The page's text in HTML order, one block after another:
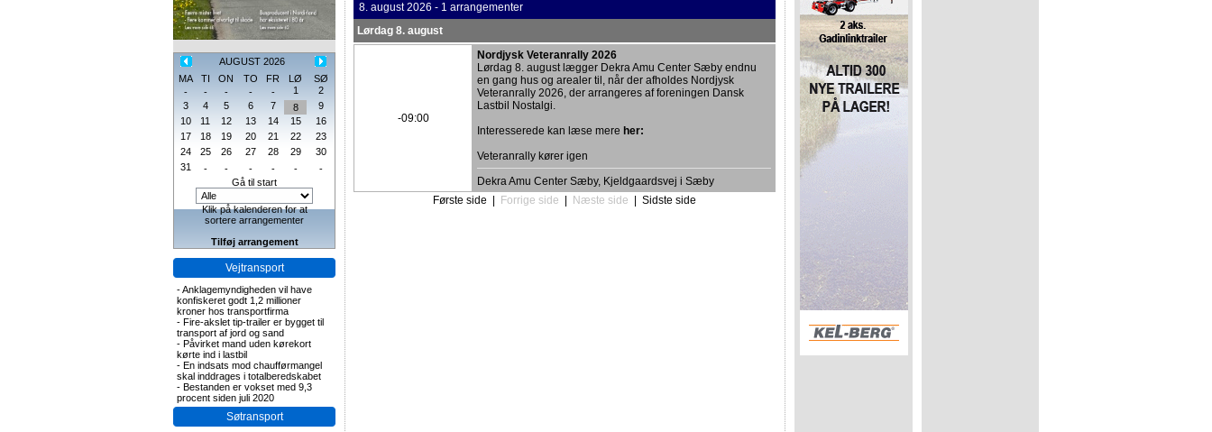
AUGUST 2026
MA
TI ON TO FR LØ
SØ
-
- - - - 1
2
3
4 5 6 7 8
9
10
11 12 13 14 15
16
17
18 19 20 21 22
23
24
25 26 27 28 29
30
31
- - - - -
-
Gå til start
Klik på kalenderen for at
sortere arrangementer
Tilføj arrangement
Vejtransport
-Anklagemyndigheden vil have
konfiskeret godt 1,2 millioner
kroner hos transportfirma
- Fire-akslet tip-trailer er bygget til
transport af jord og sand
- Påvirket mand uden kørekort
kørte ind i lastbil
- En indsats mod chaufførmangel
skal inddrages i totalberedskabet
- Bestanden er vokset med 9,3
procent siden juli 2020
Søtransport
8. august 2026 - 1 arrangementer
Lørdag 8. august
-09:00
Nordjysk Veteranrally 2026
Lørdag 8. august lægger Dekra Amu Center Sæby endnu
en gang hus og arealer til, når der afholdes Nordjysk
Veteranrally 2026, der arrangeres af foreningen Dansk
Lastbil Nostalgi.
Interesserede kan læse mere her:
Veteranrally kører igen
Dekra Amu Center Sæby, Kjeldgaardsvej i Sæby
Første side
Forrige side Næste side Sidste side